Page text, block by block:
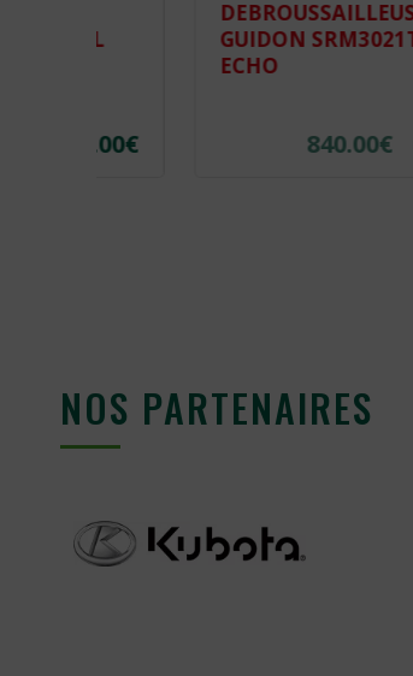
DEBROUSSAILLEUSE A
GUIDON SRM3021TESU
640.00€
NOS PARTENAIRES